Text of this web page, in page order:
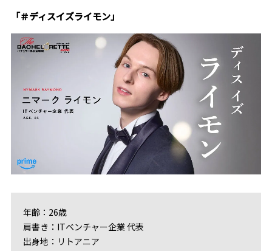
「＃ディスイズライモン」
年齢：26歳
肩書き：ITベンチャー企業 代表
出身地：リトアニア